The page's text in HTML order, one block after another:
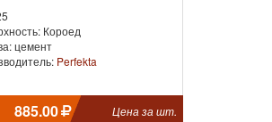
Короед
цемент
Perfekta
885.00 Цена за шт.